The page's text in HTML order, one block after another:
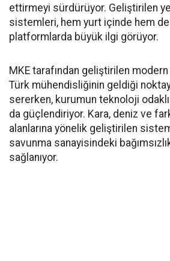
ettirmeyi sürdürüyor. Geliştirilen
sistemleri, hem yurt içinde hem de
platformlarda büyük ilgi görüyor.
MKE tarafından geliştirilen
Türk mühendisliğinin geldiği
sererken, kurumun teknoloji
da güçlendiriyor. Kara, deniz ve
alanlarına yönelik geliştirilen
savunma sanayisindeki
sağlanıyor.